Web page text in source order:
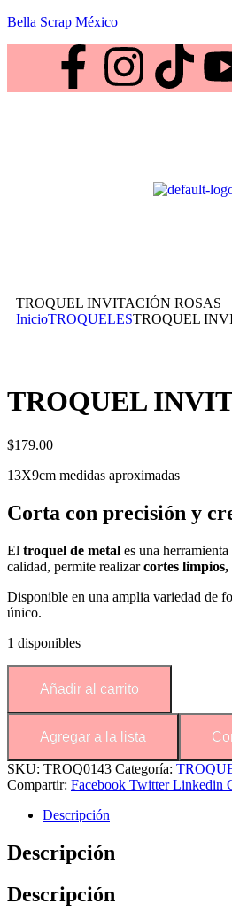
Bella Scrap México
TROQUEL INVITACIÓN ROSAS
InicioTROQUELESTROQUEL
TROQUEL
$179.00
13X9cm medidas aproximadas
Corta con precisión y
El troquel de metal es una
calidad, permite realizarcortes
Disponible en una amplia variedad de
único.
1 disponibles
Añadir al carrito
Agregar a la lista
SKU: TROQ0143 Categoría:
Compartir: Facebook Twitter Linkedin
Descripción
Descripción
Descripción